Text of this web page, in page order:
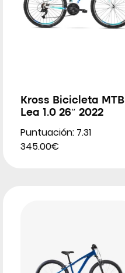
Kross Bicicleta MTB
Lea 1.0 26″ 2022
Puntuación: 7.31
345.00€